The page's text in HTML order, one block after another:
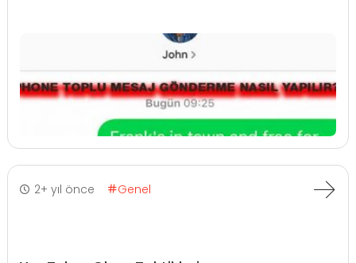
2+ yıl önce Genel